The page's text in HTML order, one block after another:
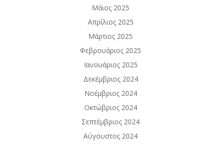
Μάιος 2025
Απρίλιος 2025
Μάρτιος 2025
Φεβρουάριος 2025
Ιανουάριος 2025
Δεκέμβριος 2024
Νοέμβριος 2024
Οκτώβριος 2024
Σεπτέμβριος 2024
Αύγουστος 2024